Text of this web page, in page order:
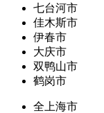
七台河市
佳木斯市
伊春市
大庆市
双鸭山市
鹤岗市
全上海市